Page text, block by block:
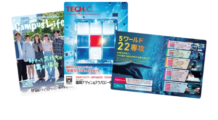
Information